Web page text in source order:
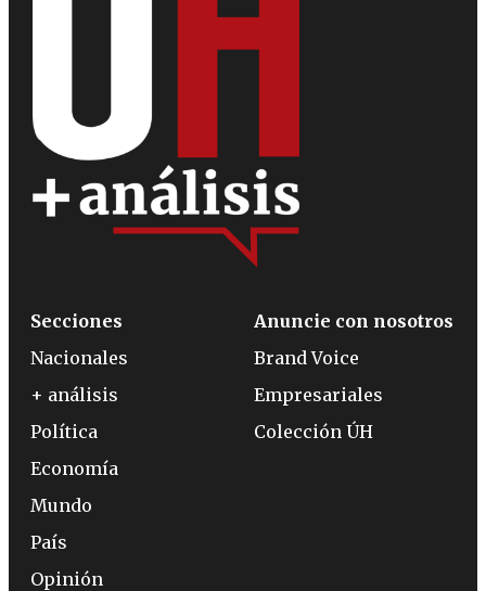
Secciones
Nacionales
+ análisis
Política
Economía
Mundo
País
Opinión
Anuncie con nosotros
Brand Voice
Empresariales
Colección ÚH